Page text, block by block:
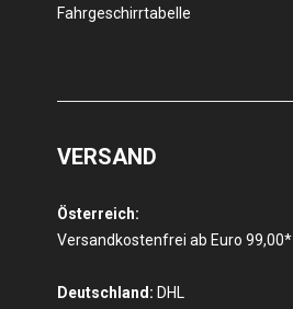
Fahrgeschirrtabelle
VERSAND
Österreich:
Versandkostenfrei ab Euro 99,00*
Deutschland: DHL